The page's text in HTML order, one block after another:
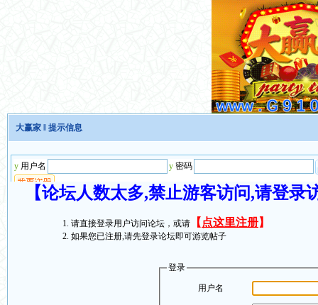
大赢家 ‖ 提示信息
【论坛人数太多,禁止游客访问,请登
请直接登录用户访问论坛，或请 【 点这里注册】
如果您已注册,请先登录论坛即可游览帖子
登录
用户名